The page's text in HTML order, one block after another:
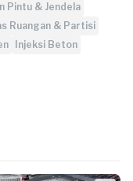
Pintu & Jendela
Ruangan & Partisi
Injeksi Beton